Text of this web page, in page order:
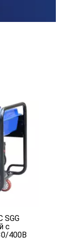
SGG
с
400В